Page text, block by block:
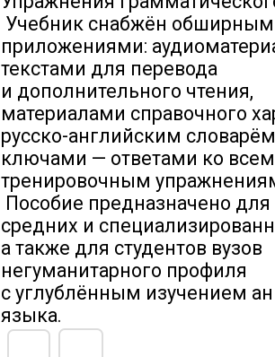
Учебник снабжён
приложениями:
текстами для перевода
и дополнительного чтения,
материалами справочного
русско-английским
ключами — ответами ко всем
тренировочным
Пособие предназначено
средних и
а также для студентов вузов
негуманитарного профиля
с углублённым изучением
языка.